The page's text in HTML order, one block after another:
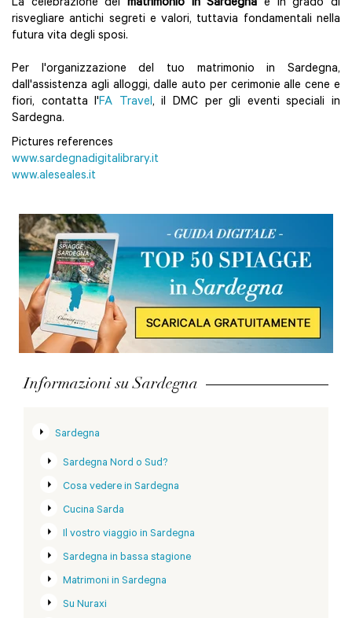
La celebrazione del matrimonio in Sardegna è in grado di
risvegliare antichi segreti e valori, tuttavia fondamentali nella
futura vita degli sposi.
Per l'organizzazione del tuo matrimonio in Sardegna,
dall'assistenza agli alloggi, dalle auto per cerimonie alle cene e
fiori, contatta l'FA Travel, il DMC per gli eventi speciali in
Sardegna.
Pictures references
www.sardegnadigitalibrary.it
www.aleseales.it
Informazioni su Sardegna
Sardegna
Sardegna Nord o Sud?
Cosa vedere in Sardegna
Cucina Sarda
Il vostro viaggio in Sardegna
Sardegna in bassa stagione
Matrimoni in Sardegna
Su Nuraxi